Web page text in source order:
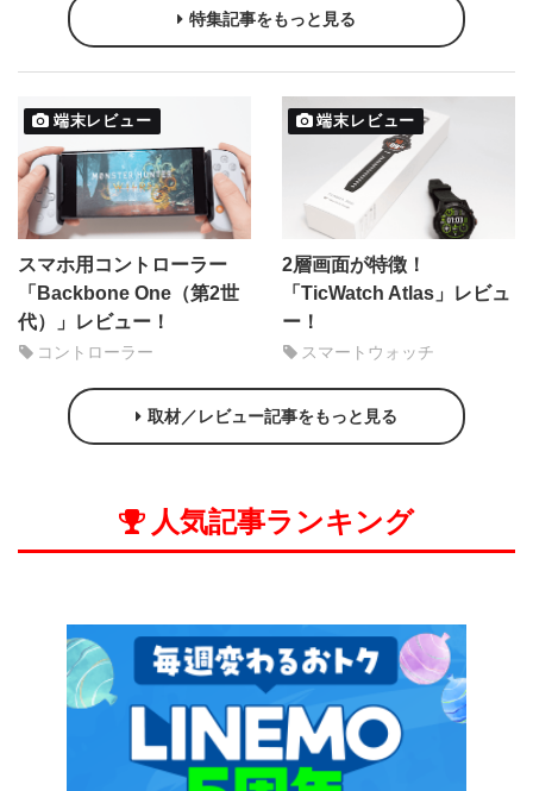
特集記事をもっと見る
端末レビュー
スマホ用コントローラー
「Backbone One（第2世
代）」レビュー！
コントローラー
端末レビュー
2層画面が特徴！
「TicWatch Atlas」レビュ
ー！
スマートウォッチ
取材／レビュー記事をもっと見る
人気記事ランキング